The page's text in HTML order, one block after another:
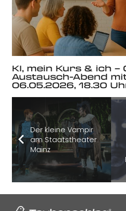
KI, mein Kurs & ich –
Austausch-Abend mit
06.05.2026, 18.30
Der kleine Vampir
am Staatstheater
Mainz